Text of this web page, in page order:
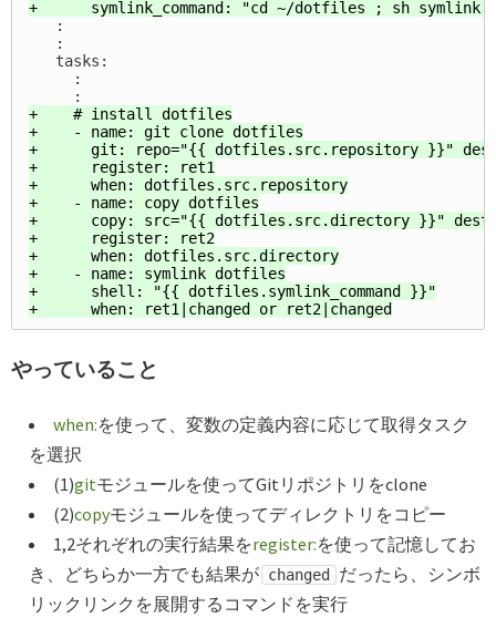
   :
   :
   tasks:
     :
+    # install dotfiles
+    - name: git clone dotfiles
+      git: repo="{{ dotfiles.src.repository }}"
+      register: ret1
+      when: dotfiles.src.repository
+    - name: copy dotfiles
+      copy: src="{{ dotfiles.src.directory }}"
+      register: ret2
+      when: dotfiles.src.directory
+    - name: symlink dotfiles
+      shell: "{{ dotfiles.symlink_command }}"
やっていること
when:を使って、変数の定義内容に応じて取得タスク
を選択
(1)gitモジュールを使ってGitリポジトリをclone
(2)copyモジュールを使ってディレクトリをコピー
1,2それぞれの実行結果をregister:を使って記憶してお
き、どちらか一方でも結果が changed
だったら、シンボ
リックリンクを展開するコマンドを実行